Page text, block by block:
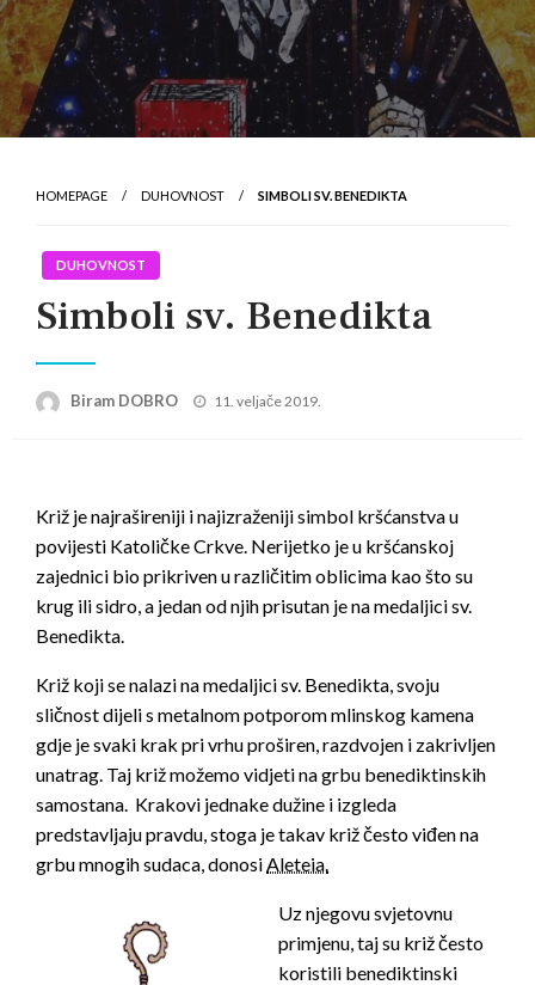
HOMEPAGE DUHOVNOST SIMBOLI SV. BENEDIKTA
DUHOVNOST
Simboli sv. Benedikta
Biram DOBRO
Posted
11. veljače 2019.
Križ je najrašireniji i najizraženiji simbol kršćanstva u
povijesti Katoličke Crkve. Nerijetko je u kršćanskoj
zajednici bio prikriven u različitim oblicima kao što su
krug ili sidro, a jedan od njih prisutan je na medaljici sv.
Benedikta.
Križ koji se nalazi na medaljici sv. Benedikta, svoju
sličnost dijeli s metalnom potporom mlinskog kamena
gdje je svaki krak pri vrhu proširen, razdvojen i zakrivljen
unatrag. Taj križ možemo vidjeti na grbu benediktinskih
samostana. Krakovi jednake dužine i izgleda
predstavljaju pravdu, stoga je takav križ često viđen na
grbu mnogih sudaca, donosi Aleteia.
Uz njegovu svjetovnu
primjenu, taj su križ često
koristili benediktinski